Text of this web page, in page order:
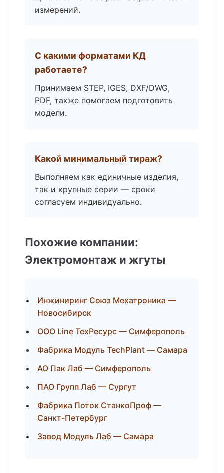
измерений.
С какими форматами КД
работаете?
Принимаем STEP, IGES, DXF/DWG,
PDF, также помогаем подготовить
модели.
Какой минимальный тираж?
Выполняем как единичные изделия,
так и крупные серии — сроки
согласуем индивидуально.
Похожие компании:
Электромонтаж и жгуты
Инжиниринг Союз Мехатроника —
Новосибирск
ООО Line ТехРесурс — Симферополь
Фабрика Модуль TechPlant — Самара
АО Пак Лаб — Симферополь
ПАО Групп Лаб — Сургут
Фабрика Поток СтанкоПроф —
Санкт-Петербург
Завод Модуль Лаб — Самара